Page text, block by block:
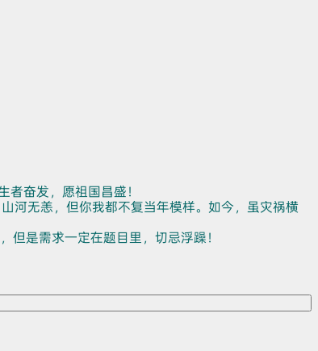
奋发，愿祖国昌盛！
河无恙，但你我都不复当年模样。如今，虽灾祸横
是需求一定在题目里，切忌浮躁！